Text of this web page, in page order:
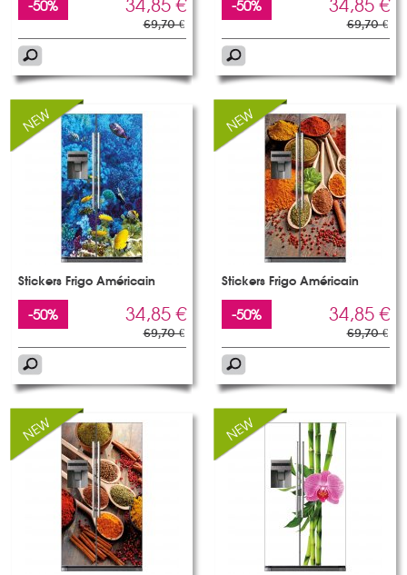
-50%
69,70 €
-50%
69,70 €
Stickers Frigo Américain
-50% 34,85 €
69,70 €
Stickers Frigo Américain
-50% 34,85 €
69,70 €